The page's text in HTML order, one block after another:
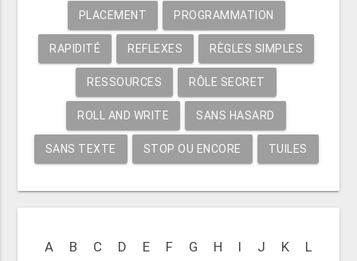
PLACEMENT PROGRAMMATION
RAPIDITÉ REFLEXES RÈGLES SIMPLES
RESSOURCES RÔLE SECRET
ROLL AND WRITE SANS HASARD
SANS TEXTE STOP OU ENCORE TUILES
A B C D E F G H I J K
L